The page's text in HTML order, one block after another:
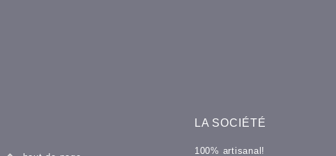
LA SOCIÉTÉ
100% artisanal!